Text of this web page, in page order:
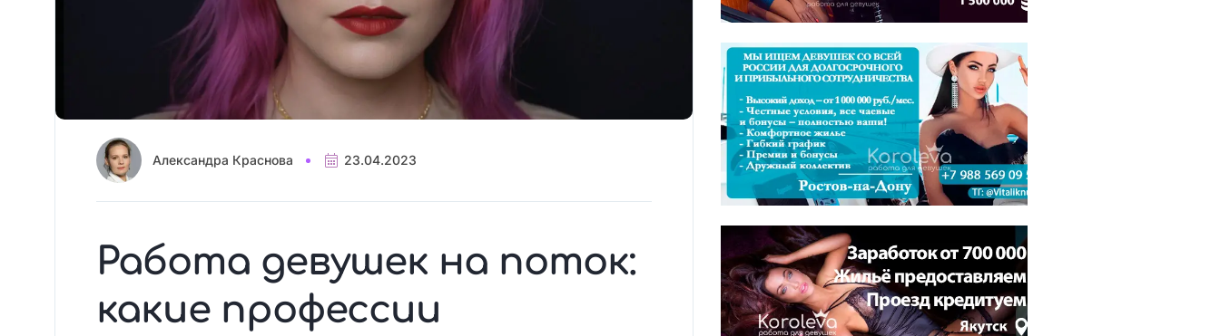
Александра Краснова 23.04.2023
Работа девушек на поток:
какие профессии